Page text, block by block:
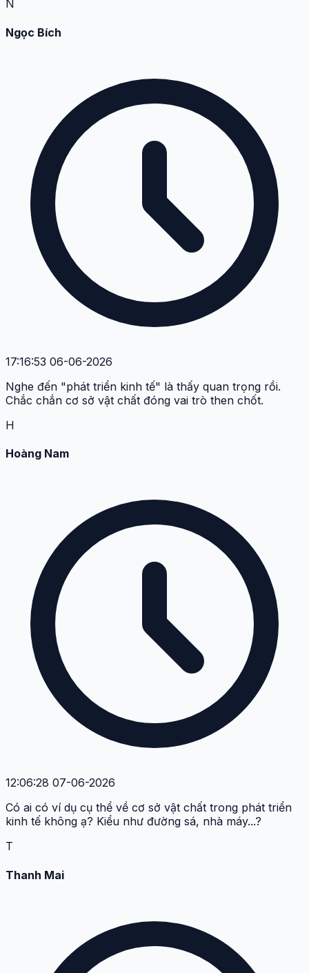
N
Ngọc Bích
17:16:53 06-06-2026
Nghe đến "phát triển kinh tế" là thấy quan trọng rồi.
Chắc chắn cơ sở vật chất đóng vai trò then chốt.
H
Hoàng Nam
12:06:28 07-06-2026
Có ai có ví dụ cụ thể về cơ sở vật chất trong phát triển
kinh tế không ạ? Kiểu như đường sá, nhà máy...?
T
Thanh Mai